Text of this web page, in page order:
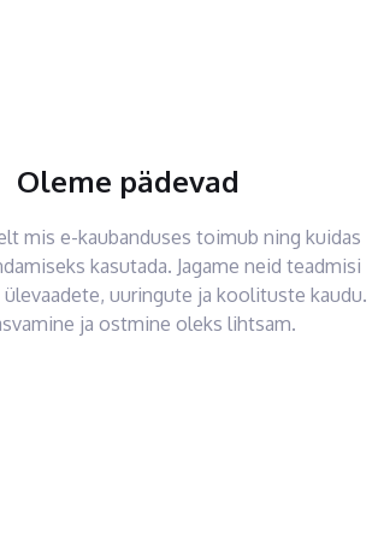
Oleme pädevad
mis e-kaubanduses toimub ning kuidas
kasutada. Jagame neid teadmisi
ülevaadete, uuringute ja koolituste kaudu.
ja ostmine oleks lihtsam.